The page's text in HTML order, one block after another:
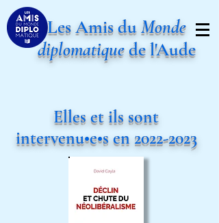
Les Amis duMonde
diplomatiquede l'Aude
Elles et ils sont
intervenu•e•s en2022-2023